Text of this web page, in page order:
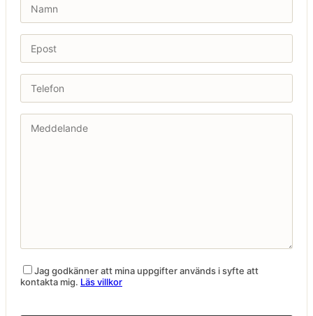
Jag godkänner att mina uppgifter används i syfte att
kontakta mig. Läs villkor